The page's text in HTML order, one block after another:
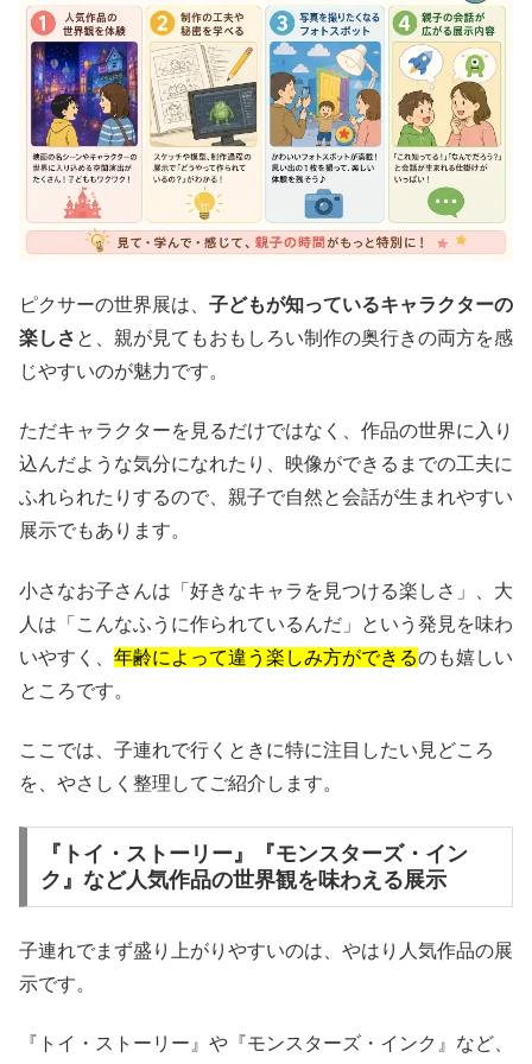
ピクサーの世界展は、 子どもが知っているキャラクターの
楽しさ と、親が見てもおもしろい制作の奥行きの両方を感
じやすいのが魅力です。
ただキャラクターを見るだけではなく、作品の世界に入り
込んだような気分になれたり、映像ができるまでの工夫に
ふれられたりするので、親子で自然と会話が生まれやすい
展示でもあります。
小さなお子さんは「好きなキャラを見つける楽しさ」、大
人は「こんなふうに作られているんだ」という発見を味わ
いやすく、 年齢によって違う楽しみ方ができるのも嬉しい
ところです。
ここでは、子連れで行くときに特に注目したい見どころ
を、やさしく整理してご紹介します。
『トイ・ストーリー』『モンスターズ・イン
ク』など人気作品の世界観を味わえる展示
子連れでまず盛り上がりやすいのは、やはり人気作品の展
示です。
『トイ・ストーリー』や『モンスターズ・インク』など、